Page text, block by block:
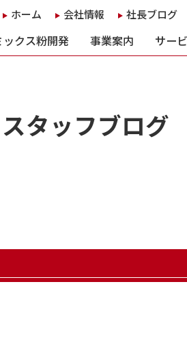
ホーム 会社情報 社長ブログ
ックス粉開発 事業案内 サー
スタッフブログ